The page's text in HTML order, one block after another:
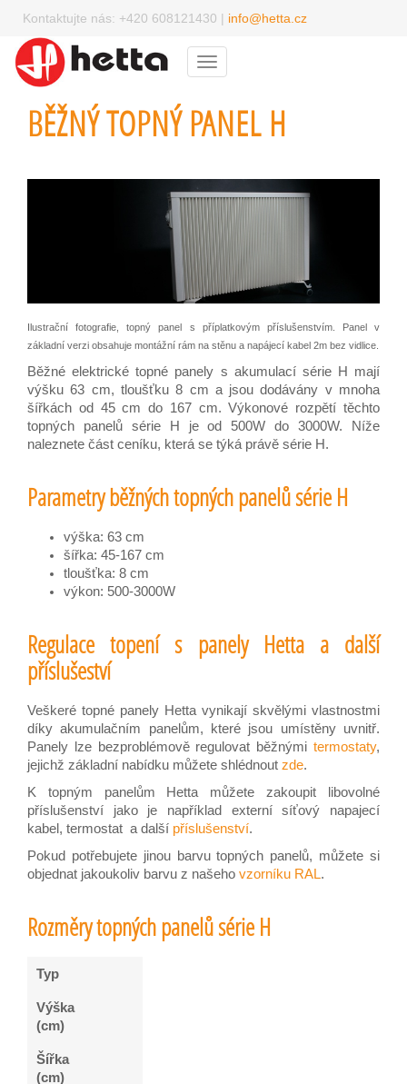
Kontaktujte nás: +420 608121430 | info@hetta.cz
Menu
BĚŽNÝ TOPNÝ PANEL H
Ilustrační fotografie, topný panel s příplatkovým příslušenstvím. Panel v
základní verzi obsahuje montážní rám na stěnu a napájecí kabel 2m bez vidlice.
Běžné elektrické topné panely s akumulací série H mají
výšku 63 cm, tloušťku 8 cm a jsou dodávány v mnoha
šířkách od 45 cm do 167 cm. Výkonové rozpětí těchto
topných panelů série H je od 500W do 3000W. Níže
naleznete část ceníku, která se týká právě série H.
Parametry běžných topných panelů série H
výška: 63 cm
šířka: 45-167 cm
tloušťka: 8 cm
výkon: 500-3000W
Regulace topení s panely Hetta a další
příslušeství
Veškeré topné panely Hetta vynikají skvělými vlastnostmi
díky akumulačním panelům, které jsou umístěny uvnitř.
Panely lze bezproblémově regulovat běžnými termostaty,
jejichž základní nabídku můžete shlédnout zde.
K topným panelům Hetta můžete zakoupit libovolné
příslušenství jako je například externí síťový napajecí
kabel, termostat a další příslušenství.
Pokud potřebujete jinou barvu topných panelů, můžete si
objednat jakoukoliv barvu z našeho vzorníku RAL.
Rozměry topných panelů série H
Typ
Výška
(cm)
Šířka
(cm)